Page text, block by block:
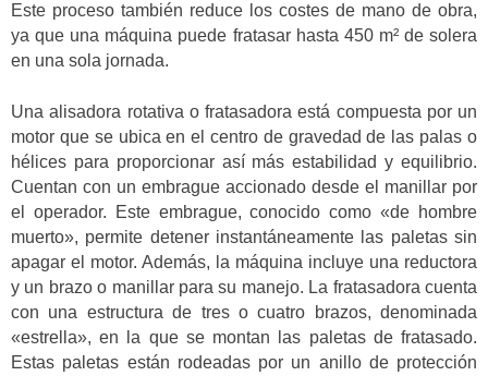
Este proceso también reduce los costes de mano de obra,
ya que una máquina puede fratasar hasta 450 m² de solera
en una sola jornada.
Una alisadora rotativa o fratasadora está compuesta por un
motor que se ubica en el centro de gravedad de las palas o
hélices para proporcionar así más estabilidad y equilibrio.
Cuentan con un embrague accionado desde el manillar por
el operador. Este embrague, conocido como «de hombre
muerto», permite detener instantáneamente las paletas sin
apagar el motor. Además, la máquina incluye una reductora
y un brazo o manillar para su manejo. La fratasadora cuenta
con una estructura de tres o cuatro brazos, denominada
«estrella», en la que se montan las paletas de fratasado.
Estas paletas están rodeadas por un anillo de protección